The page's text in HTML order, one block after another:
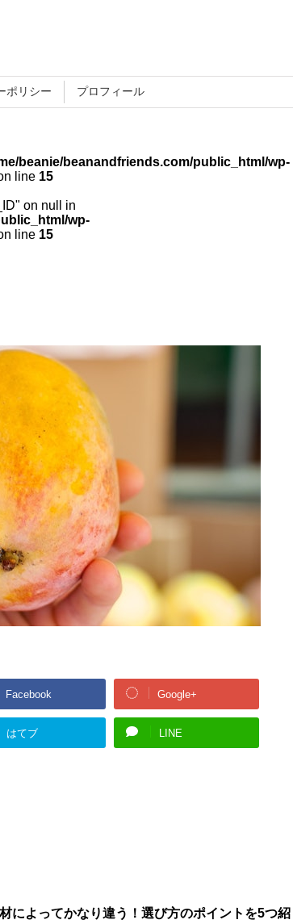
ポリシー プロフィール
beanie/beanandfriends.com/public_html/wp-
line 15
on null in
wp-
line 15
Facebook Google+
はてブ LINE
によってかなり違う！選び方のポイントを5つ紹